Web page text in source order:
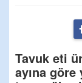
Tavuk eti
ayına